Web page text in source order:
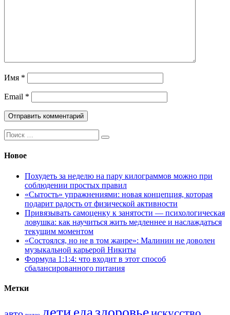
Имя *
Email *
Поиск:
Новое
Похудеть за неделю на пару килограммов можно при
соблюдении простых правил
«Сытость» упражнениями: новая концепция, которая
подарит радость от физической активности
Привязывать самоценку к занятости — психологическая
ловушка: как научиться жить медленнее и наслаждаться
текущим моментом
«Состоялся, но не в том жанре»: Малинин не доволен
музыкальной карьерой Никиты
Формула 1:1:4: что входит в этот способ
сбалансированного питания
Метки